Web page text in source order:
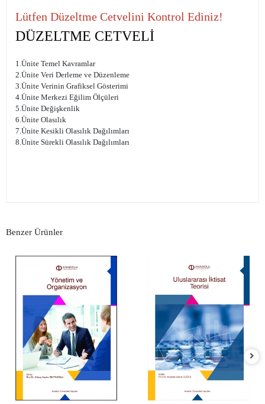
Lütfen Düzeltme Cetvelini Kontrol Ediniz!
DÜZELTME CETVELİ
1.Ünite Temel Kavramlar
2.Ünite Veri Derleme ve Düzenleme
3.Ünite Verinin Grafiksel Gösterimi
4.Ünite Merkezi Eğilim Ölçüleri
5.Ünite Değişkenlik
6.Ünite Olasılık
7.Ünite Kesikli Olasılık Dağılımları
8.Ünite Sürekli Olasılık Dağılımları
Benzer Ürünler